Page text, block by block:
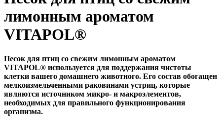
лимонным ароматом
VITAPOL®
Песок для птиц со свежим лимонным ароматом
VITAPOL® используется для поддержания чистоты
клетки вашего домашнего животного. Его состав обогащен
мелкоизмельченными раковинами устриц, которые
являются источником микро- и макроэлементов,
необходимых для правильного функционирования
организма.